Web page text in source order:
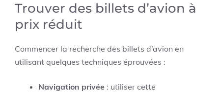
Trouver des billets d’avion à
prix réduit
Commencer la recherche des billets d’avion en
utilisant quelques techniques éprouvées :
Navigation privée : utiliser cette